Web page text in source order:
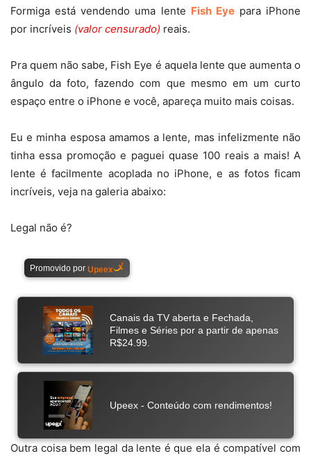
Formiga está vendendo uma lente Fish Eyepara iPhone
por incríveis (valor censurado) reais.
Pra quem não sabe, Fish Eye é aquela lente que aumenta o
ângulo da foto, fazendo com que mesmo em um curto
espaço entre o iPhone e você, apareça muito mais coisas.
Eu e minha esposa amamos a lente, mas infelizmente não
tinha essa promoção e paguei quase 100 reais a mais! A
lente é facilmente acoplada no iPhone, e as fotos ficam
incríveis, veja na galeria abaixo:
Legal não é?
Outra coisa bem legal da lente é que ela é compatível com